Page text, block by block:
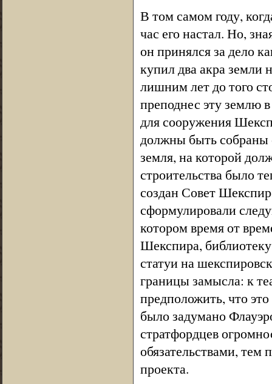
В том самом году,
час его настал. Но,
он принялся за дело
купил два акра земли
лишним лет до того
преподнес эту землю
для сооружения
должны быть собраны
земля, на которой
строительства было
создан Совет
сформулировали
котором время от
Шекспира,
статуи на
границы замысла: к
предположить, что
было задумано
стратфордцев
обязательствами,
проекта.